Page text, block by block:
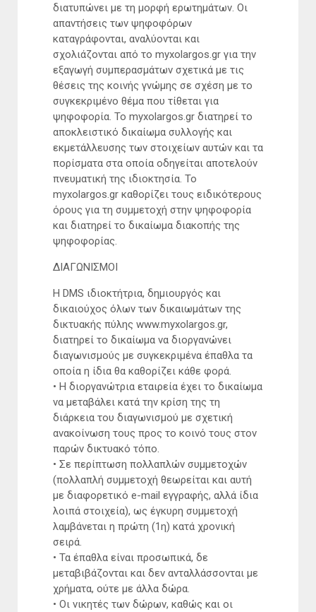
διατυπώνει με τη μορφή ερωτημάτων. Οι
απαντήσεις των ψηφοφόρων
καταγράφονται, αναλύονται και
σχολιάζονται από το myxolargos.gr για την
εξαγωγή συμπερασμάτων σχετικά με τις
θέσεις της κοινής γνώμης σε σχέση με το
συγκεκριμένο θέμα που τίθεται για
ψηφοφορία. Το myxolargos.gr διατηρεί το
αποκλειστικό δικαίωμα συλλογής και
εκμετάλλευσης των στοιχείων αυτών και τα
πορίσματα στα οποία οδηγείται αποτελούν
πνευματική της ιδιοκτησία. Το
myxolargos.gr καθορίζει τους ειδικότερους
όρους για τη συμμετοχή στην ψηφοφορία
και διατηρεί το δικαίωμα διακοπής της
ψηφοφορίας.
ΔΙΑΓΩΝΙΣΜΟΙ
Η DMS ιδιοκτήτρια, δημιουργός και
δικαιούχος όλων των δικαιωμάτων της
δικτυακής πύλης www.myxolargos.gr,
διατηρεί το δικαίωμα να διοργανώνει
διαγωνισμούς με συγκεκριμένα έπαθλα τα
οποία η ίδια θα καθορίζει κάθε φορά.
• Η διοργανώτρια εταιρεία έχει το δικαίωμα
να μεταβάλει κατά την κρίση της τη
διάρκεια του διαγωνισμού με σχετική
ανακοίνωση τους προς το κοινό τους στον
παρών δικτυακό τόπο.
• Σε περίπτωση πολλαπλών συμμετοχών
(πολλαπλή συμμετοχή θεωρείται και αυτή
με διαφορετικό e-mail εγγραφής, αλλά ίδια
λοιπά στοιχεία), ως έγκυρη συμμετοχή
λαμβάνεται η πρώτη (1η) κατά χρονική
σειρά.
• Τα έπαθλα είναι προσωπικά, δε
μεταβιβάζονται και δεν ανταλλάσσονται με
χρήματα, ούτε με άλλα δώρα.
• Οι νικητές των δώρων, καθώς και οι